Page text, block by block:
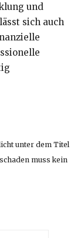
und
sich auch
unter dem Titel
muss kein